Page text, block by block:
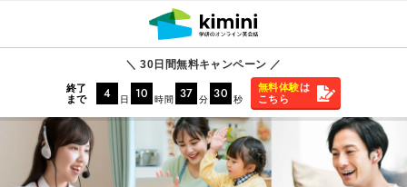
＼ 30日間無料キャンペーン ／
終了
まで
4 日 10 時間 37 分 28 秒
無料体験は
こちら